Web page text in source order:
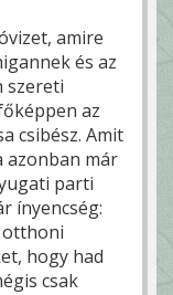
amire
és az
szereti
az
csibész. Amit
azonban már
parti
ínyencség:
otthoni
hogy had
csak